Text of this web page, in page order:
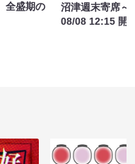
全盛期の
沼津週末寄席～
08/08 12:15 開